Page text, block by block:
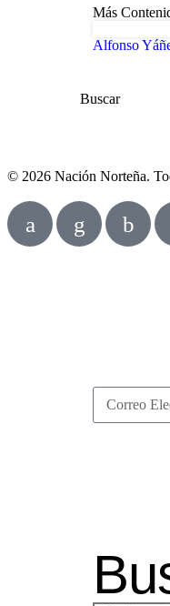
Más
Alfonso
Buscar
© 2026 Nación Norteña.